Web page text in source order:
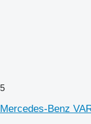
5
Mercedes-Benz